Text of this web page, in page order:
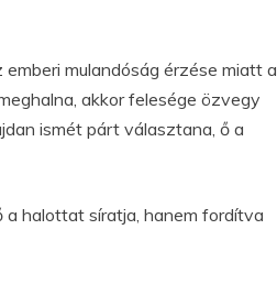
mulandóság érzése miatt a
akkor felesége özvegy
ismét párt választana, ő a
a halottat síratja, hanem fordítva